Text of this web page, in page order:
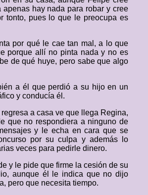
apenas hay nada para robar y cree
tonto, pues lo que le preocupa es
por qué le cae tan mal, a lo que
porque allí no pinta nada y no es
de qué huye, pero sabe que algo
a él que perdió a su hijo en un
y conducía él.
a casa ve que llega Regina,
que no respondiera a ninguno de
y le echa en cara que se
por su culpa y además lo
veces para pedirle dinero.
y le pide que firme la cesión de su
aunque él le indica que no dijo
pero que necesita tiempo.